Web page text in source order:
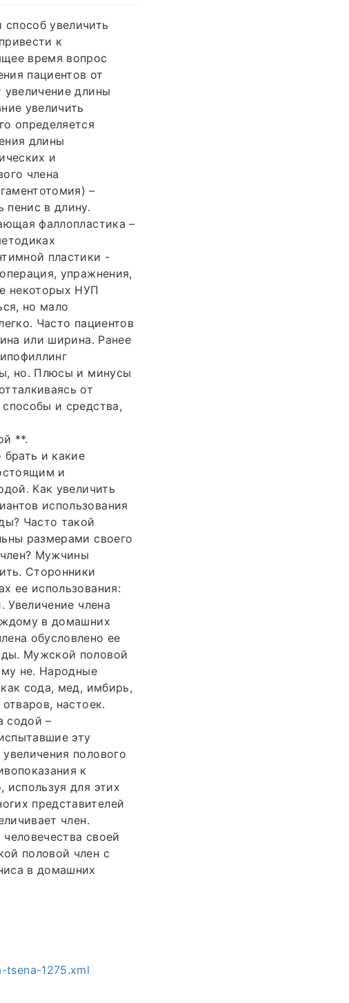
увеличить
к
время вопрос
пациентов от
длины
увеличить
определяется
длины
и
члена
–
пенис в длину.
фаллопластика –
пластики -
упражнения,
некоторых НУП
но мало
Часто пациентов
или ширина. Ранее
но. Плюсы и минусы
от
и средства,
**.
и какие
и
Как увеличить
использования
Часто такой
размерами своего
Мужчины
Сторонники
ее использования:
Увеличение члена
в домашних
обусловлено ее
Мужской половой
не. Народные
сода, мед, имбирь,
настоек.
содой –
эту
полового
к
для этих
представителей
член.
своей
половой член с
в домашних
1275.xml